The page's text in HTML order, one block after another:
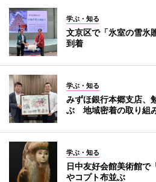
学ぶ・知る
文京区で「氷室の雪
到着
学ぶ・知る
みずほ銀行本郷支店、
ぶ 地域密着の取り組
学ぶ・知る
日中友好会館美術館
やコプト布並ぶ